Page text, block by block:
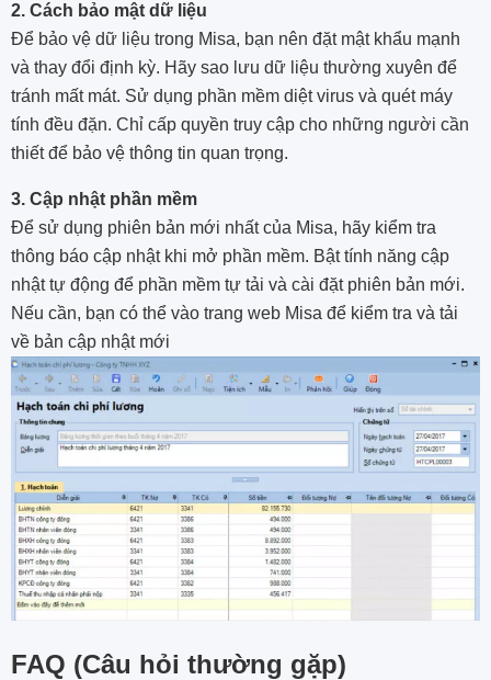
2. Cách bảo mật dữ liệu
Để bảo vệ dữ liệu trong Misa, bạn nên đặt mật khẩu mạnh
và thay đổi định kỳ. Hãy sao lưu dữ liệu thường xuyên để
tránh mất mát. Sử dụng phần mềm diệt virus và quét máy
tính đều đặn. Chỉ cấp quyền truy cập cho những người cần
thiết để bảo vệ thông tin quan trọng.
3. Cập nhật phần mềm
Để sử dụng phiên bản mới nhất của Misa, hãy kiểm tra
thông báo cập nhật khi mở phần mềm. Bật tính năng cập
nhật tự động để phần mềm tự tải và cài đặt phiên bản mới.
Nếu cần, bạn có thể vào trang web Misa để kiểm tra và tải
về bản cập nhật mới
FAQ (Câu hỏi thường gặp)